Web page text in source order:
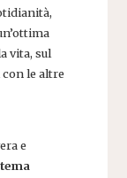
vita, sul
le altre
e